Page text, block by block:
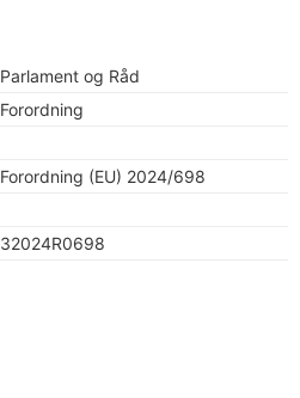
Parlament og Råd
Forordning
Forordning (EU) 2024/698
32024R0698